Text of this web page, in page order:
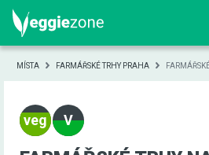
MÍSTA FARMÁŘSKÉ TRHY PRAHA